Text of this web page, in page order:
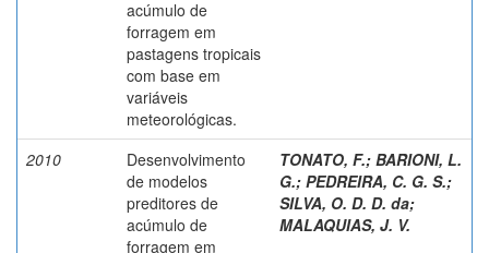
acúmulo de
forragem em
pastagens tropicais
com base em
variáveis
meteorológicas.
2010
Desenvolvimento
de modelos
preditores de
acúmulo de
forragem em
TONATO, F.; BARIONI, L.
G.; PEDREIRA, C. G. S.;
SILVA, O. D. D. da;
MALAQUIAS, J. V.